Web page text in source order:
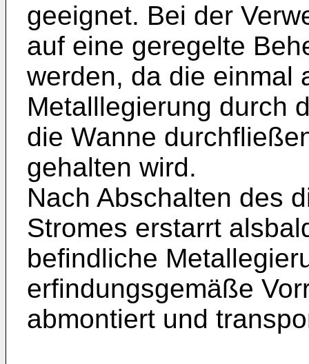
geeignet. Bei der
auf eine geregelte
werden, da die einmal
Metalllegierung durch
die Wanne
gehalten wird.
Nach Abschalten des
Stromes erstarrt
befindliche
erfindungsgemäße
abmontiert und